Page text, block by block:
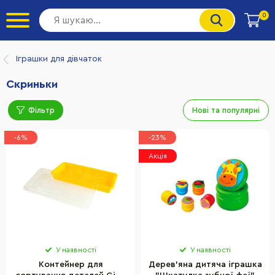
0
Іграшки для дівчаток
Скриньки
Фільтр Нові та популярні
-6%
У наявності
Контейнер для
-23%
Акція
У наявності
Дерев'яна дитяча іграшка